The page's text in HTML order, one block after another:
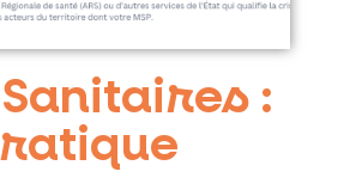
: